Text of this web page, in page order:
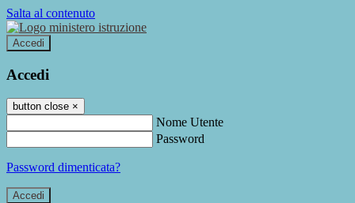
Salta al contenuto
Accedi
Accedi
button close ×
Nome Utente
Password
Password dimenticata?